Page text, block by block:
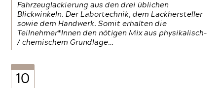
Fahrzeuglackierung aus den drei üblichen
Blickwinkeln. Der Labortechnik, dem Lackhersteller
sowie dem Handwerk. Somit erhalten die
Teilnehmer*Innen den nötigen Mix aus physikalisch-
/ chemischem Grundlage…
10